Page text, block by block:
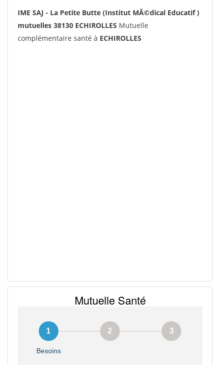
IME SAJ - La Petite Butte (Institut MÃ©dical Educatif )
mutuelles 38130 ECHIROLLES Mutuelle
complémentaire santé à ECHIROLLES